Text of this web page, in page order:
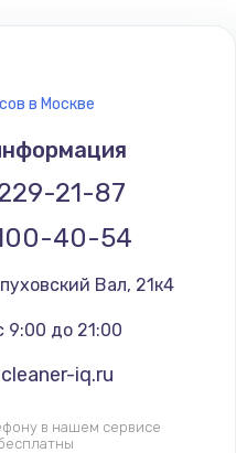
в Москве
21-87
40-54
Вал, 21к4
9:00 до 21:00
iq.ru
в нашем сервисе